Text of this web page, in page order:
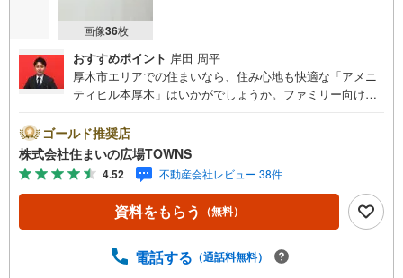
画像36枚
おすすめポイント 岸田 周平
厚木市エリアでの住まいなら、住み心地も快適な「アメニ
ティヒル本厚木」はいかがでしょうか。ファミリー向けの
子様のいらっしゃるご家庭にもお勧めの、3LDK物件で子供
達と楽しく生活を送りましょう。宅配ボックス付きですの
で非対面での荷物受け取りができます。専有面積が89.94平
米と十分な広さでゆったりと生活できるのではないのでし
ょうか。19.35平米のバルコニーが付いた物件です。時間帯
やシーズンを選ばずいつでも好きなときに洗濯できる、浴
ゴールド推奨店
株式会社住まいの広場TOWNS
4.52 不動産会社レビュー 38件
資料をもらう （無料）
電話する （通話料無料）